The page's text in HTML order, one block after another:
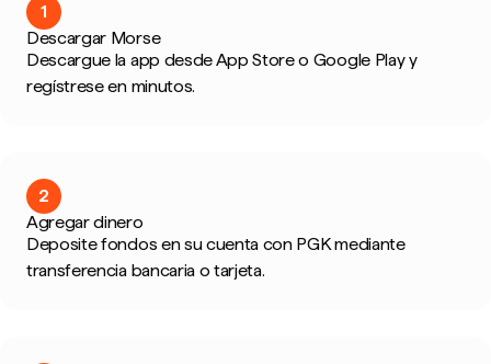
1
Descargar Morse
Descargue la app desde App Store o Google Play y
regístrese en minutos.
2
Agregar dinero
Deposite fondos en su cuenta con PGK mediante
transferencia bancaria o tarjeta.